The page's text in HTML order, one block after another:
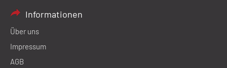
Informationen
Über uns
Impressum
AGB